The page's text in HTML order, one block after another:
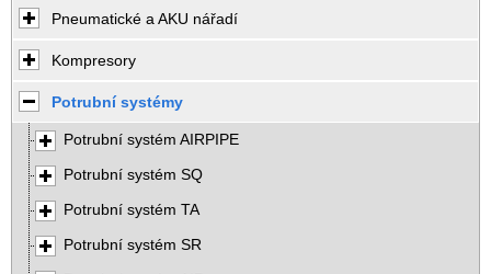
Pneumatické a AKU nářadí
Kompresory
Potrubní systémy
Potrubní systém AIRPIPE
Potrubní systém SQ
Potrubní systém TA
Potrubní systém SR